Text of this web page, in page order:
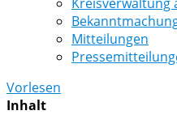
Mitteilungen
Vorlesen
Inhalt